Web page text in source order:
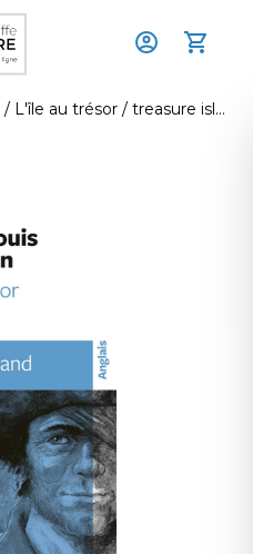
L'île au trésor / treasure island